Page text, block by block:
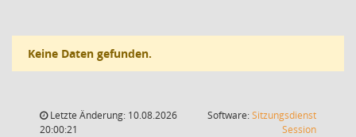
Keine Daten gefunden.
Letzte Änderung: 10.08.2026
20:00:21
Software:Sitzungsdienst
Session(Wird in